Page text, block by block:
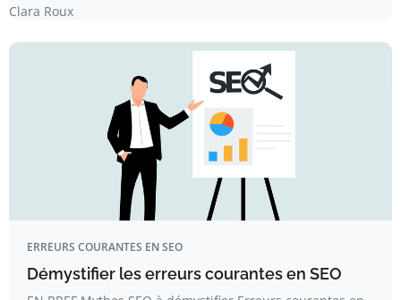
Clara Roux
ERREURS COURANTES EN SEO
Démystifier les erreurs courantes en SEO